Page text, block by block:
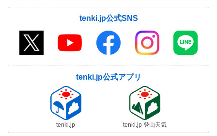
tenki.jp公式SNS
tenki.jp公式アプリ
tenki.jp tenki.jp 登山天気